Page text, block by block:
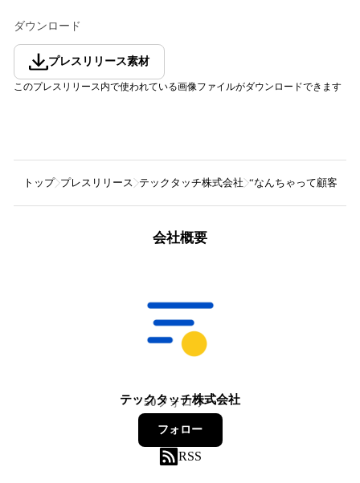
ダウンロード
プレスリリース素材
このプレスリリース内で使われている画像ファイルがダウンロードできます
トップ プレスリリース テックタッチ株式会社 “なんちゃって顧客分
会社概要
テックタッチ株式会社
50フォロワー
フォロー
RSS